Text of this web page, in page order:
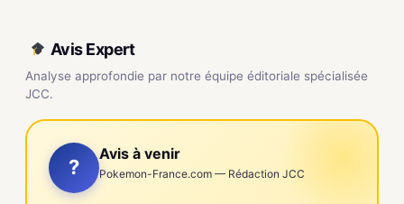
Avis Expert
Analyse approfondie par notre équipe éditoriale spécialisée
JCC.
?
Avis à venir
Pokemon-France.com — Rédaction JCC